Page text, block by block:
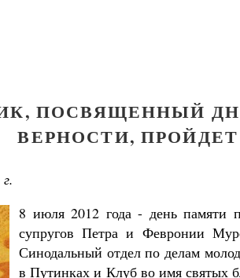
ПОСВЯЩЕННЫЙ
ВЕРНОСТИ,
8 июля 2012 года - день памяти
супругов Петра и Февронии
Синодальный отдел по делам
в Путинках и Клуб во имя святых